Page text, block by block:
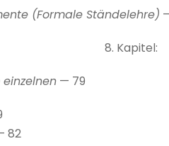
(Formale Ständelehre)
8. Kapitel:
— 79
82